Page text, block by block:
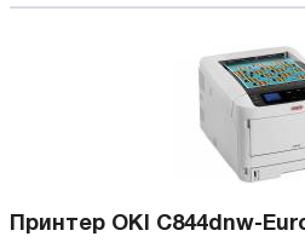
Принтер OKI C844dnw-